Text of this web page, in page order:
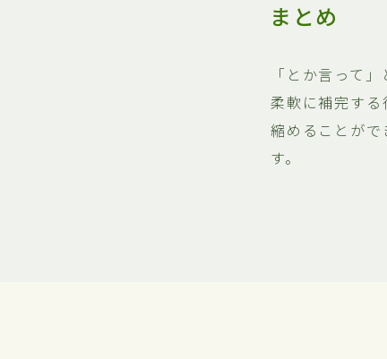
まとめ
「とか言って
柔軟に補完す
縮めることが
す。